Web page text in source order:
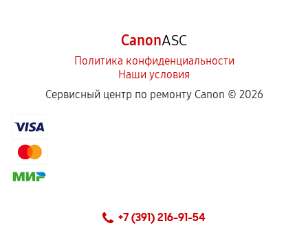
CanonASC
Политика конфиденциальности
Наши условия
Сервисный центр по ремонту Canon © 2026
+7 (391) 216-91-54